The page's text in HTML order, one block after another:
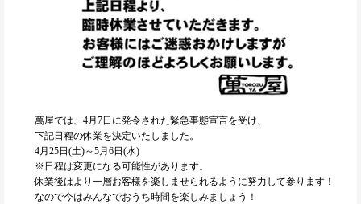
萬屋では、4月7日に発令された緊急事態宣言を受け、
下記日程の休業を決定いたしました。
4月25日(土)～5月6日(水)
※日程は変更になる可能性があります。
休業後はより一層お客様を楽しませられるように努力して参ります！
なので今はみんなでおうち時間を楽しみましょう！